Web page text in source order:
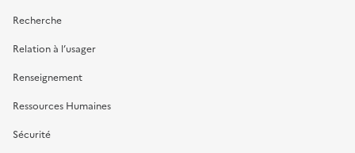
Recherche
Relation à l’usager
Renseignement
Ressources Humaines
Sécurité